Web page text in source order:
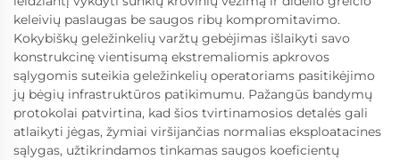
keleivių paslaugas be saugos ribų kompromitavimo.
Kokybiškų geležinkelių varžtų gebėjimas išlaikyti savo
konstrukcinę vientisumą ekstremaliomis apkrovos
sąlygomis suteikia geležinkelių operatoriams pasitikėjimo
jų bėgių infrastruktūros patikimumu. Pažangūs bandymų
protokolai patvirtina, kad šios tvirtinamosios detalės gali
atlaikyti jėgas, žymiai viršijančias normalias eksploatacines
sąlygas, užtikrindamos tinkamas saugos koeficientų